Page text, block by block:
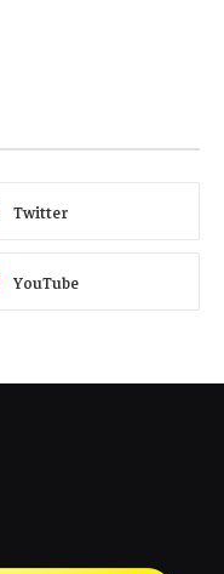
Twitter
YouTube